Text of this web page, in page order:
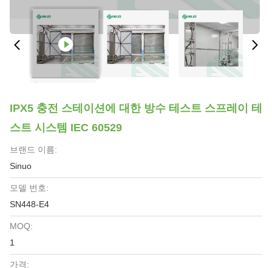
IPX5 충전 스테이션에 대한 방수 테스트 스프레이 테
스트 시스템 IEC 60529
브랜드 이름:
Sinuo
모델 번호:
SN448-E4
MOQ:
1
가격: